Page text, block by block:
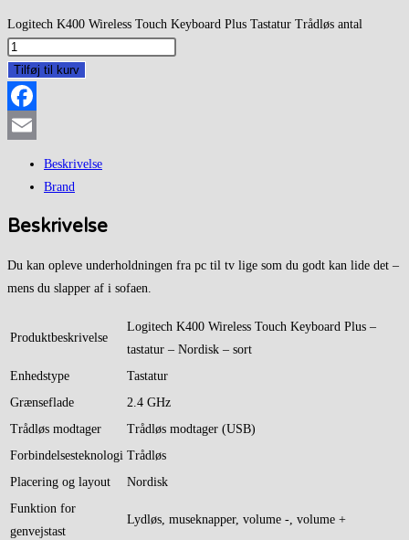
Logitech K400 Wireless Touch Keyboard Plus Tastatur Trådløs antal
Tilføj til kurv
Facebook
Beskrivelse
Brand
Beskrivelse
Du kan opleve underholdningen fra pc til tv lige som du godt kan lide det –
mens du slapper af i sofaen.
Produktbeskrivelse
Logitech K400 Wireless Touch Keyboard Plus –
tastatur – Nordisk – sort
Enhedstype
Tastatur
Grænseflade
2.4 GHz
Trådløs modtager
Trådløs modtager (USB)
Forbindelsesteknologi Trådløs
Placering og layout
Nordisk
Funktion for
genvejstast
Lydløs, museknapper, volume -, volume +